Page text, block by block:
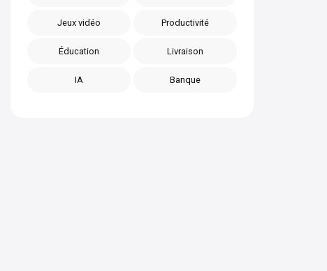
Jeux vidéo Productivité
Éducation Livraison
IA Banque